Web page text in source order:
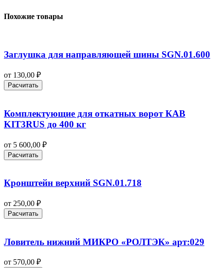
Похожие товары
Заглушка для направляющей шины SGN.01.600
от 130,00 ₽
Расчитать
Комплектующие для откатных ворот КАВ
KIT3RUS до 400 кг
от 5 600,00 ₽
Расчитать
Кронштейн верхний SGN.01.718
от 250,00 ₽
Расчитать
Ловитель нижний МИКРО «РОЛТЭК» арт:029
от 570,00 ₽